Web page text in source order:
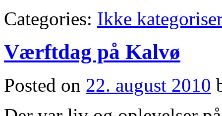
Categories: Ikke
Værftdag på Kalvø
Posted on 22. august 2010